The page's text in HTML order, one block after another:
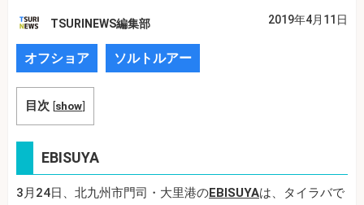
TSURINEWS編集部 2019年4月11日
オフショア ソルトルアー
目次 [show]
EBISUYA
3月24日、北九州市門司・大里港のEBISUYAは、タイラバで